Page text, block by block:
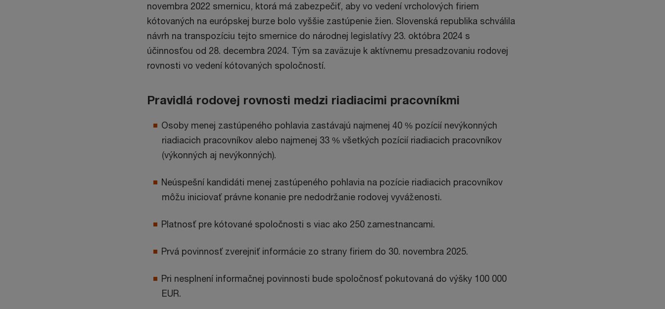
novembra 2022 smernicu, ktorá má zabezpečiť, aby vo vedení vrcholových firiem
kótovaných na európskej burze bolo vyššie zastúpenie žien. Slovenská republika schválila
návrh na transpozíciu tejto smernice do národnej legislatívy 23. októbra 2024 s
účinnosťou od 28. decembra 2024. Tým sa zaväzuje k aktívnemu presadzovaniu rodovej
rovnosti vo vedení kótovaných spoločností.
Pravidlá rodovej rovnosti medzi riadiacimi pracovníkmi
Osoby menej zastúpeného pohlavia zastávajú najmenej 40 % pozícií nevýkonných
riadiacich pracovníkov alebo najmenej 33 % všetkých pozícií riadiacich pracovníkov
(výkonných aj nevýkonných).
Neúspešní kandidáti menej zastúpeného pohlavia na pozície riadiacich pracovníkov
môžu iniciovať právne konanie pre nedodržanie rodovej vyváženosti.
Platnosť pre kótované spoločnosti s viac ako 250 zamestnancami.
Prvá povinnosť zverejniť informácie zo strany firiem do 30. novembra 2025.
Pri nesplnení informačnej povinnosti bude spoločnosť pokutovaná do výšky 100 000
EUR.